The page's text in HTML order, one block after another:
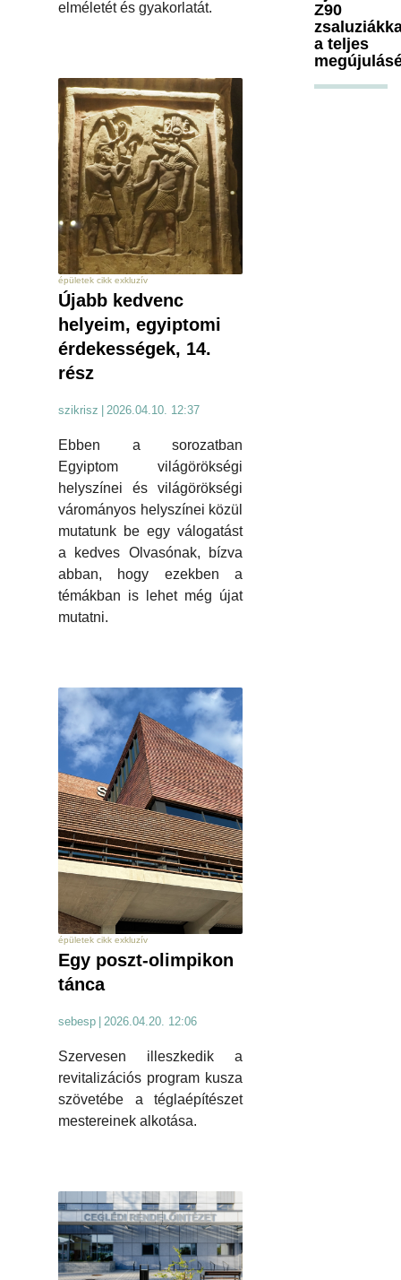
elméletét és gyakorlatát.
épületek cikk exkluzív
Újabb kedvenc
helyeim, egyiptomi
érdekességek, 14.
rész
szikrisz 2026.04.10. 12:37
Ebben a sorozatban
Egyiptom világörökségi
helyszínei és világörökségi
várományos helyszínei közül
mutatunk be egy válogatást
a kedves Olvasónak, bízva
abban, hogy ezekben a
témákban is lehet még újat
mutatni.
épületek cikk exkluzív
Egy poszt-olimpikon
tánca
sebesp 2026.04.20. 12:06
Szervesen illeszkedik a
revitalizációs program kusza
szövetébe a téglaépítészet
mestereinek alkotása.
Z90
a teljes